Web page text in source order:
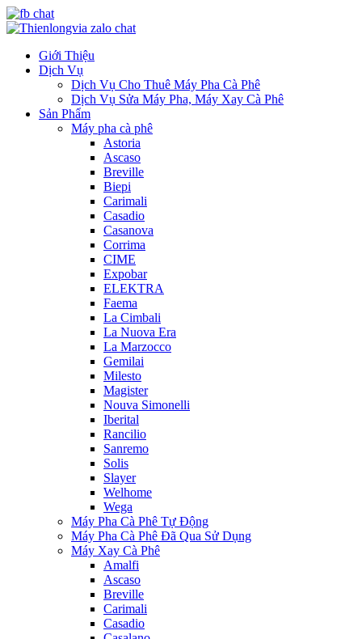
Giới Thiệu
Dịch Vụ
Dịch Vụ Cho Thuê Máy Pha Cà Phê
Dịch Vụ Sửa Máy Pha, Máy Xay Cà Phê
Sản Phẩm
Máy pha cà phê
Astoria
Ascaso
Breville
Biepi
Carimali
Casadio
Casanova
Corrima
CIME
Expobar
ELEKTRA
Faema
La Cimbali
La Nuova Era
La Marzocco
Gemilai
Milesto
Magister
Nouva Simonelli
Iberital
Rancilio
Sanremo
Solis
Slayer
Welhome
Wega
Máy Pha Cà Phê Tự Động
Máy Pha Cà Phê Đã Qua Sử Dụng
Máy Xay Cà Phê
Amalfi
Ascaso
Breville
Carimali
Casadio